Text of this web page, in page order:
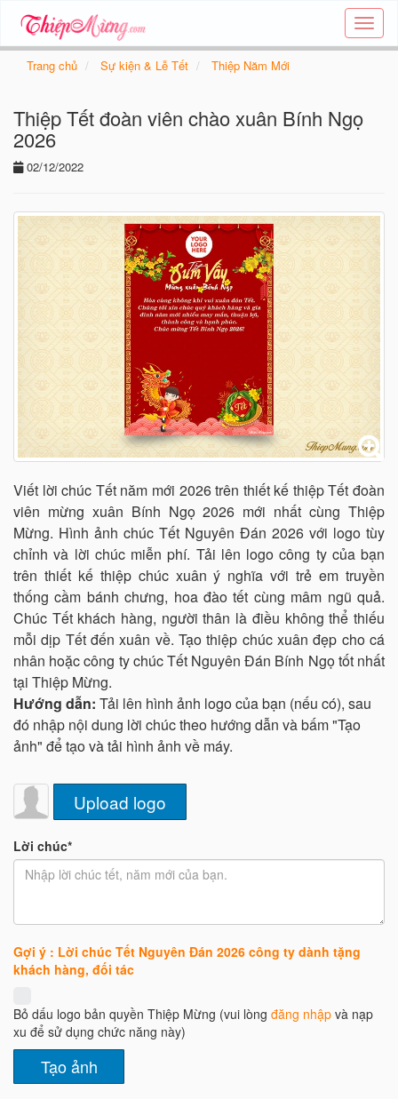
Tạo
thiệp
Trang chủ Sự kiện & Lễ Tết Thiệp Năm Mới
Thiệp Tết đoàn viên chào xuân Bính Ngọ
2026
02/12/2022
Viết lời chúc Tết năm mới 2026 trên thiết kế thiệp Tết đoàn
viên mừng xuân Bính Ngọ 2026 mới nhất cùng Thiệp
Mừng. Hình ảnh chúc Tết Nguyên Đán 2026 với logo tùy
chỉnh và lời chúc miễn phí. Tải lên logo công ty của bạn
trên thiết kế thiệp chúc xuân ý nghĩa với trẻ em truyền
thống cầm bánh chưng, hoa đào tết cùng mâm ngũ quả.
Chúc Tết khách hàng, người thân là điều không thể thiếu
mỗi dịp Tết đến xuân về. Tạo thiệp chúc xuân đẹp cho cá
nhân hoặc công ty chúc Tết Nguyên Đán Bính Ngọ tốt nhất
tại Thiệp Mừng.
Hướng dẫn: Tải lên hình ảnh logo của bạn (nếu có), sau
đó nhập nội dung lời chúc theo hướng dẫn và bấm "Tạo
ảnh" để tạo và tải hình ảnh về máy.
Upload logo
Lời chúc*
Gợi ý : Lời chúc Tết Nguyên Đán 2026 công ty dành tặng
khách hàng, đối tác
Bỏ dấu logo bản quyền Thiệp Mừng (vui lòng đăng nhập và nạp
xu để sử dụng chức năng này)